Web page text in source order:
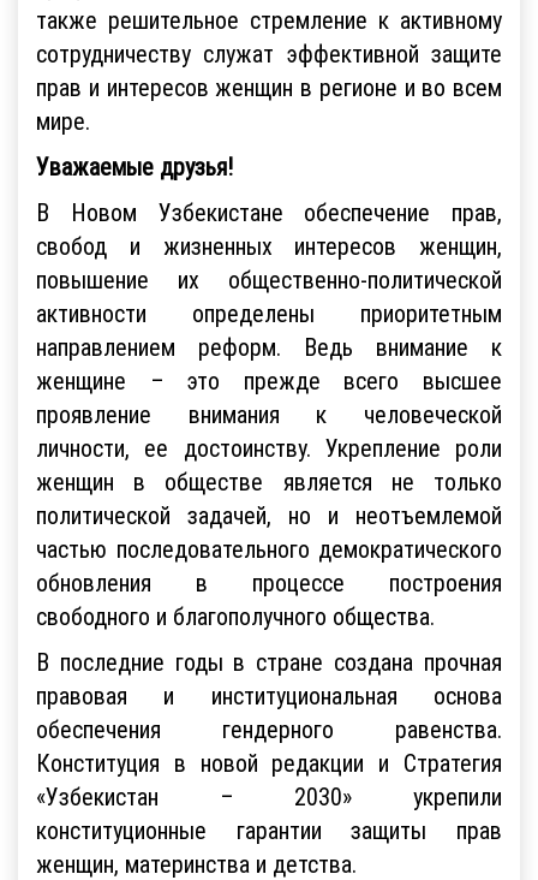
также решительное стремление к активному
сотрудничеству служат эффективной защите
прав и интересов женщин в регионе и во всем
мире.
Уважаемые друзья!
В Новом Узбекистане обеспечение прав,
свобод и жизненных интересов женщин,
повышение их общественно-политической
активности определены приоритетным
направлением реформ. Ведь внимание к
женщине – это прежде всего высшее
проявление внимания к человеческой
личности, ее достоинству. Укрепление роли
женщин в обществе является не только
политической задачей, но и неотъемлемой
частью последовательного демократического
обновления в процессе построения
свободного и благополучного общества.
В последние годы в стране создана прочная
правовая и институциональная основа
обеспечения гендерного равенства.
Конституция в новой редакции и Стратегия
«Узбекистан – 2030» укрепили
конституционные гарантии защиты прав
женщин, материнства и детства.